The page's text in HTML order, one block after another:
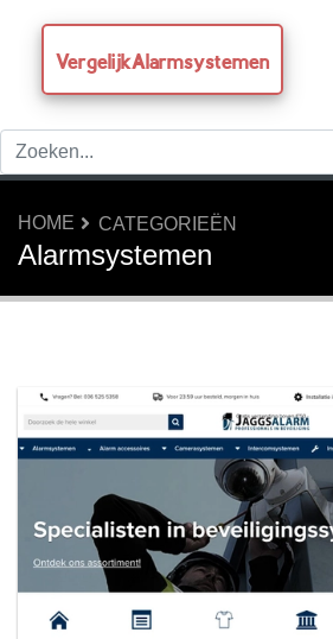
VergelijkAlarmsystemen
HOME CATEGORIEËN
Alarmsystemen